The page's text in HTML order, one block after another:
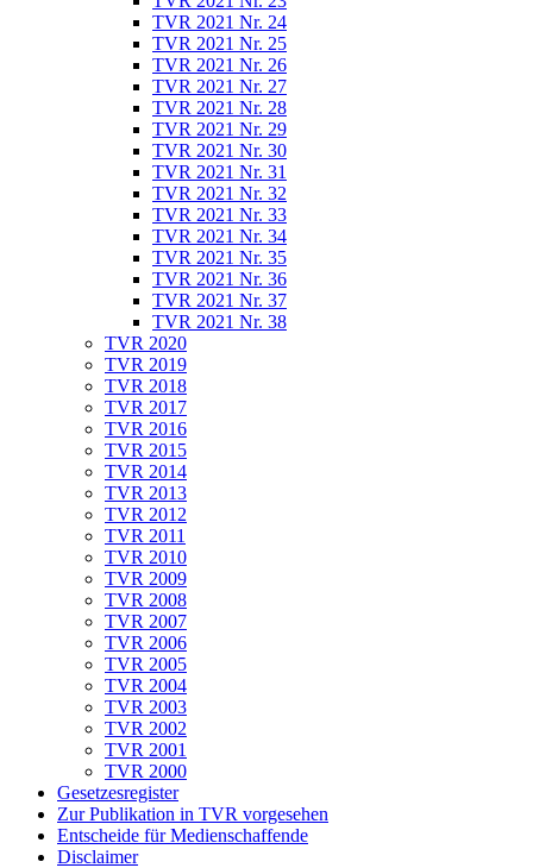
TVR 2021 Nr. 24
TVR 2021 Nr. 25
TVR 2021 Nr. 26
TVR 2021 Nr. 27
TVR 2021 Nr. 28
TVR 2021 Nr. 29
TVR 2021 Nr. 30
TVR 2021 Nr. 31
TVR 2021 Nr. 32
TVR 2021 Nr. 33
TVR 2021 Nr. 34
TVR 2021 Nr. 35
TVR 2021 Nr. 36
TVR 2021 Nr. 37
TVR 2021 Nr. 38
TVR 2020
TVR 2019
TVR 2018
TVR 2017
TVR 2016
TVR 2015
TVR 2014
TVR 2013
TVR 2012
TVR 2011
TVR 2010
TVR 2009
TVR 2008
TVR 2007
TVR 2006
TVR 2005
TVR 2004
TVR 2003
TVR 2002
TVR 2001
TVR 2000
Gesetzesregister
Zur Publikation in TVR vorgesehen
Entscheide für Medienschaffende
Disclaimer